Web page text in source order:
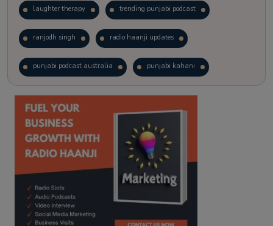
laughter therapy trending punjabi podcast
ranjodh singh radio haanji updates
punjabi podcast australia punjabi kahani
kitaab kahani punjabi story